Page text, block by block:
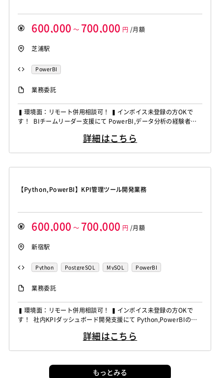
600,000 ～ 700,000 円 /月額
芝浦駅
PowerBI
業務委託
▍環境面：リモート併用相談可！ ▍インボイス未登録の方OKで
す！ BIチームリーダー支援にて PowerBI,データ分析の経験者を
ーム管理 ・顧客要望のヒアリング対応 ・BIレポート作成方針の検
詳細はこちら
【Python,PowerBI】KPI管理ツール開発業務
600,000 ～ 700,000 円 /月額
新宿駅
Python PostgreSQL MySQL PowerBI
業務委託
▍環境面：リモート併用相談可！ ▍インボイス未登録の方OKで
す！ 社内KPIダッシュボード開発支援にて Python,PowerBIの経
ードの設計開発 ・業務部門へのヒアリングおよび要件整理 ・生成
詳細はこちら
もっとみる